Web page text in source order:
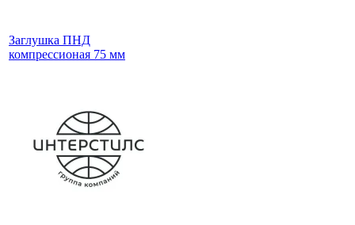
Заглушка ПНД
компрессионая 75 мм